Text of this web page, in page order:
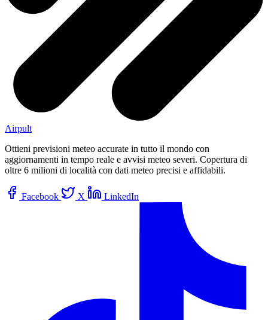
Airpult
Ottieni previsioni meteo accurate in tutto il mondo con
aggiornamenti in tempo reale e avvisi meteo severi. Copertura di
oltre 6 milioni di località con dati meteo precisi e affidabili.
Facebook X LinkedIn